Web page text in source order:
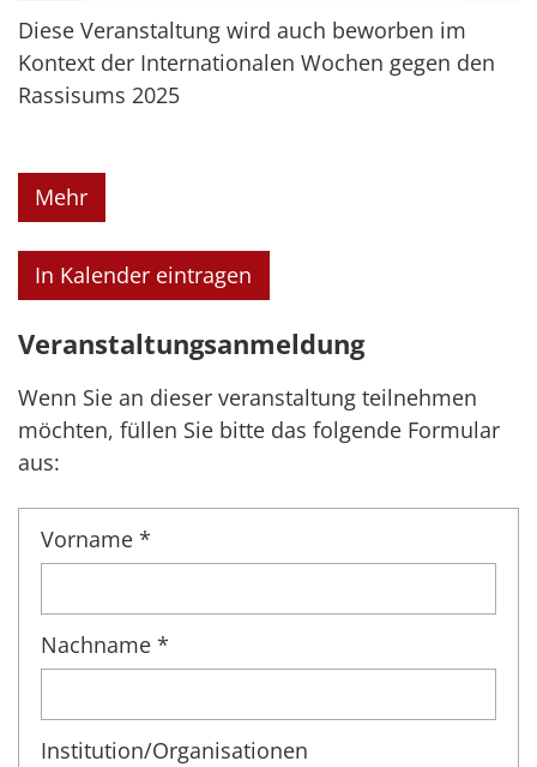
Diese Veranstaltung wird auch beworben im
Kontext der Internationalen Wochen gegen den
Rassisums 2025
Mehr
In Kalender eintragen
Veranstaltungsanmeldung
Wenn Sie an dieser veranstaltung teilnehmen
möchten, füllen Sie bitte das folgende Formular
aus:
Vorname *
Nachname *
Institution/Organisationen